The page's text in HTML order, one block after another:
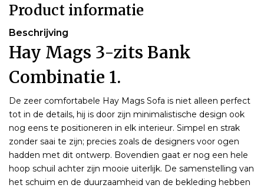
Product informatie
Beschrijving
Hay Mags 3-zits Bank
Combinatie 1.
De zeer comfortabele Hay Mags Sofa is niet alleen perfect
tot in de details, hij is door zijn minimalistische design ook
nog eens te positioneren in elk interieur. Simpel en strak
zonder saai te zijn; precies zoals de designers voor ogen
hadden met dit ontwerp. Bovendien gaat er nog een hele
hoop schuil achter zijn mooie uiterlijk. De samenstelling van
het schuim en de duurzaamheid van de bekleding hebben